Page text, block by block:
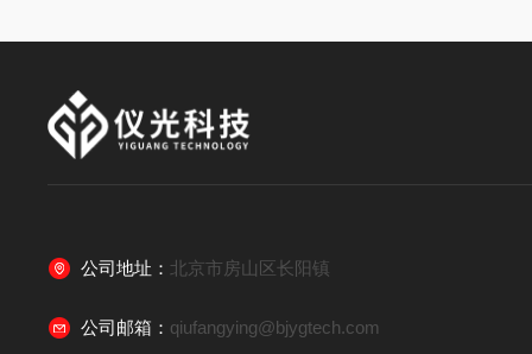
公司地址： 北京市房山区长阳镇
公司邮箱： qiufangying@bjygtech.com